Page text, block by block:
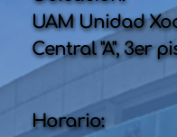
UAM Unidad
Central "A", 3er
Horario: